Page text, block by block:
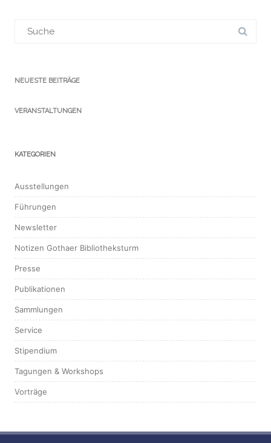
für:
NEUESTE BEITRÄGE
VERANSTALTUNGEN
KATEGORIEN
Ausstellungen
Führungen
Newsletter
Notizen Gothaer Bibliotheksturm
Presse
Publikationen
Sammlungen
Service
Stipendium
Tagungen & Workshops
Vorträge